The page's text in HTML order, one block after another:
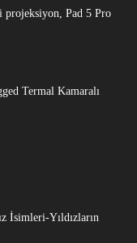
Pad 5 Pro
Termal Kamaralı
İsimleri-Yıldızların